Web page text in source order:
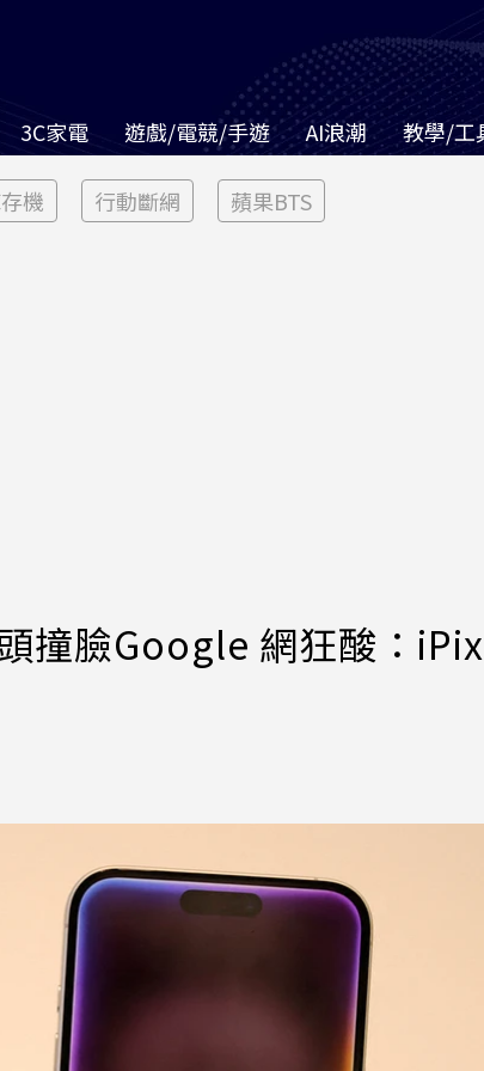
3C家電 遊戲/電競/手遊 AI浪潮 教學/工
機 行動斷網 蘋果BTS
撞臉Google 網狂酸：